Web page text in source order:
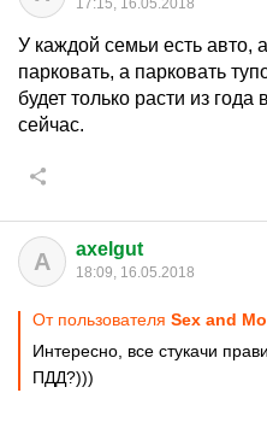
17:15, 16.05.2018
У каждой семьи есть авто,
парковать, а парковать
будет только расти из
сейчас.
A axelgut
18:09, 16.05.2018
От пользователя Sex and
Интересно, все стукачи
ПДД?)))